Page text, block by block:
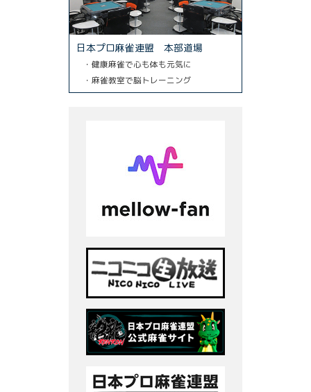
日本プロ麻雀連盟 本部道場
・健康麻雀で心も体も元気に
・麻雀教室で脳トレーニング